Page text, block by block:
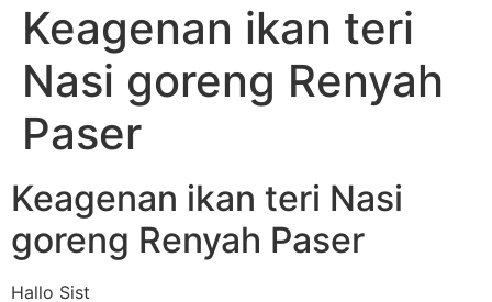
Keagenan ikan teri
Nasi goreng Renyah
Paser
Keagenan ikan teri Nasi
goreng Renyah Paser
Hallo Sist